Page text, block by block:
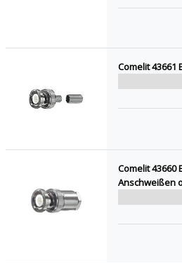
Comelit 43661
Comelit 43660
Anschweißen